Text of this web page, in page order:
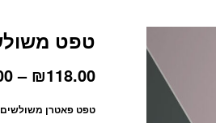
טפט
₪118.00
–
טפט פאטרן משולשים